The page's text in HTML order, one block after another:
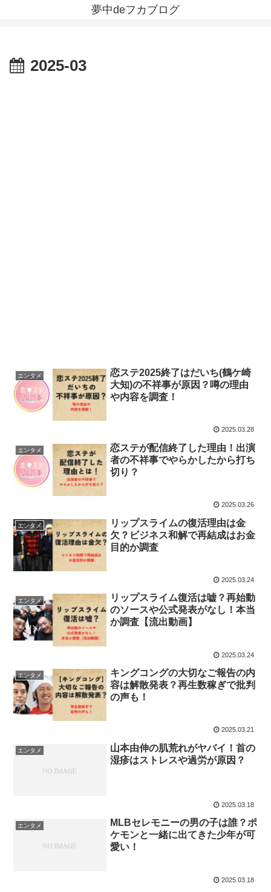
夢中deフカブログ
2025-03
エンタメ
恋ステ2025終了はだいち(鶴ケ崎
大知)の不祥事が原因？噂の理由
や内容を調査！
2025.03.28
エンタメ
恋ステが配信終了した理由！出演
者の不祥事でやらかしたから打ち
切り？
2025.03.26
エンタメ
リップスライムの復活理由は金
欠？ビジネス和解で再結成はお金
目的か調査
2025.03.24
エンタメ
リップスライム復活は嘘？再始動
のソースや公式発表がなし！本当
か調査【流出動画】
2025.03.24
エンタメ
キングコングの大切なご報告の内
容は解散発表？再生数稼ぎで批判
の声も！
2025.03.21
エンタメ
山本由伸の肌荒れがヤバイ！首の
湿疹はストレスや過労が原因？
2025.03.18
エンタメ
MLBセレモニーの男の子は誰？ポ
ケモンと一緒に出てきた少年が可
愛い！
2025.03.18